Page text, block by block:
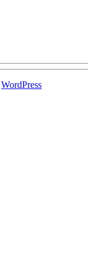
WordPress